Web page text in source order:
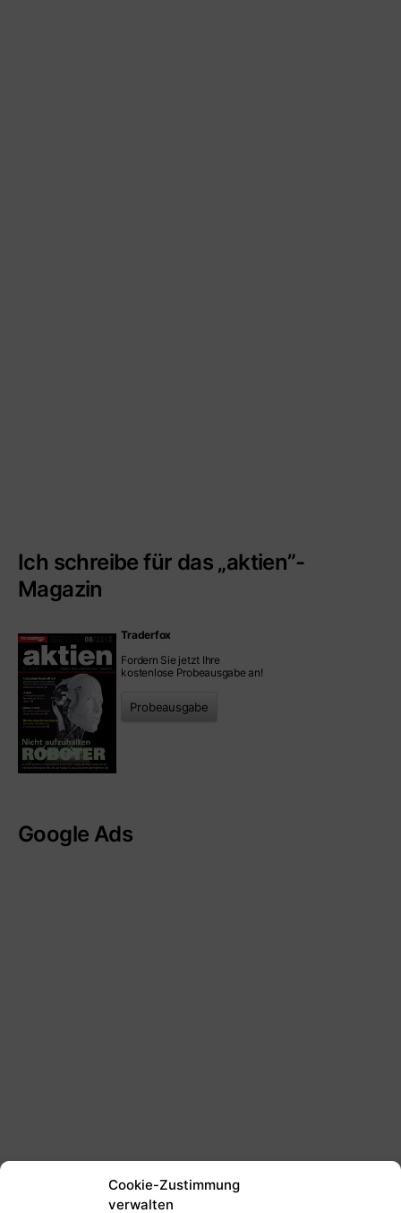
Cookie-Zustimmung
verwalten
Ich schreibe für das „aktien”-
Magazin
Traderfox
Fordern Sie jetzt Ihre
kostenlose Probeausgabe an!
Probeausgabe
Google Ads